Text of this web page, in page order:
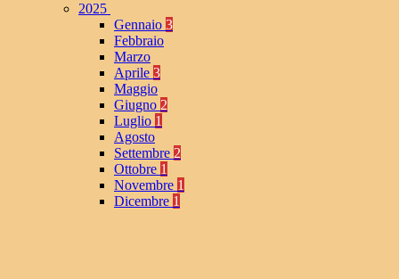
2025
Gennaio 3
Febbraio
Marzo
Aprile 3
Maggio
Giugno 2
Luglio 1
Agosto
Settembre 2
Ottobre 1
Novembre 1
Dicembre 1